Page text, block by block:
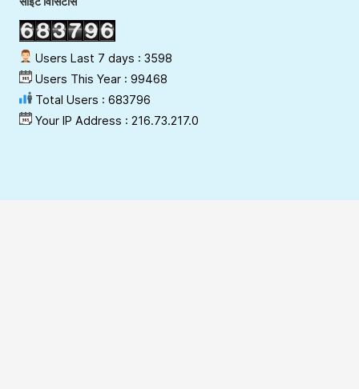
Users Last 7 days : 3598
Users This Year : 99468
Total Users : 683796
Your IP Address : 216.73.217.0